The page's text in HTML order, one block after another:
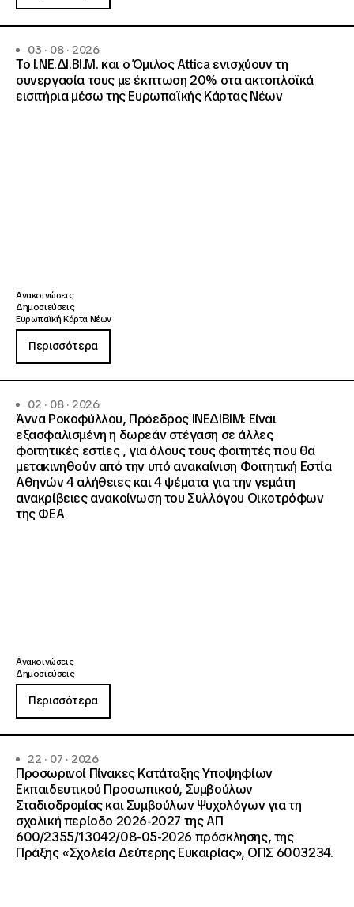
03 · 08 · 2026
Το Ι.ΝΕ.ΔΙ.ΒΙ.Μ. και o Όμιλος Attica ενισχύουν τη
συνεργασία τους με έκπτωση 20% στα ακτοπλοϊκά
εισιτήρια μέσω της Ευρωπαϊκής Κάρτας Νέων
Ανακοινώσεις
Δημοσιεύσεις
Ευρωπαϊκή Κάρτα Νέων
Περισσότερα
02 · 08 · 2026
Άννα Ροκοφύλλου, Πρόεδρος ΙΝΕΔΙΒΙΜ: Είναι
εξασφαλισμένη η δωρεάν στέγαση σε άλλες
φοιτητικές εστίες , για όλους τους φοιτητές που θα
μετακινηθούν από την υπό ανακαίνιση Φοιτητική Εστία
Αθηνών 4 αλήθειες και 4 ψέματα για την γεμάτη
ανακρίβειες ανακοίνωση του Συλλόγου Οικοτρόφων
της ΦΕΑ
Ανακοινώσεις
Δημοσιεύσεις
Περισσότερα
22 · 07 · 2026
Προσωρινοί Πίνακες Κατάταξης Υποψηφίων
Εκπαιδευτικού Προσωπικού, Συμβούλων
Σταδιοδρομίας και Συμβούλων Ψυχολόγων για τη
σχολική περίοδο 2026-2027 της ΑΠ
600/2355/13042/08-05-2026 πρόσκλησης, της
Πράξης «Σχολεία Δεύτερης Ευκαιρίας», ΟΠΣ 6003234.